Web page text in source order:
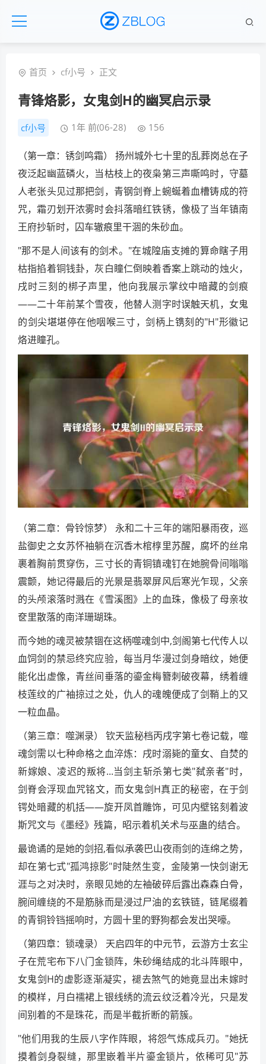
首页 cf小号 正文
青锋烙影，女鬼剑H的幽冥启示录
cf小号 1年 前(06-28) 156
（第一章：锈剑鸣霜） 扬州城外七十里的乱葬岗总在子
夜泛起幽蓝磷火，当枯枝上的夜枭第三声嘶鸣时，守墓
人老张头见过那把剑，青钢剑脊上蜿蜒着血槽铸成的符
咒，霜刃划开浓雾时会抖落暗红铁锈，像极了当年镇南
王府抄斩时，囚车辙痕里干涸的朱砂血。
"那不是人间该有的剑术。"在城隍庙支摊的算命瞎子用
枯指掐着铜钱卦，灰白瞳仁倒映着香案上跳动的烛火，
戌时三刻的梆子声里，他向我展示掌纹中暗藏的剑痕
——二十年前某个雪夜，他替人测字时误触天机，女鬼
的剑尖堪堪停在他咽喉三寸，剑柄上镌刻的"H"形徽记
烙进瞳孔。
（第二章：骨铃惊梦） 永和二十三年的端阳暴雨夜，巡
盐御史之女苏怀袖躺在沉香木棺椁里苏醒，腐坏的丝帛
裹着胸前贯穿伤，三寸长的青铜镇魂钉在她腕骨间嗡嗡
震颤，她记得最后的光景是翡翠屏风后寒光乍现，父亲
的头颅滚落时溅在《雪溪图》上的血珠，像极了母亲妆
奁里散落的南洋珊瑚珠。
而今她的魂灵被禁锢在这柄噬魂剑中,剑阁第七代传人以
血饲剑的禁忌终究应验，每当月华漫过剑身暗纹，她便
能化出虚像，青丝间垂落的鎏金梅簪刺破夜幕，绣着缠
枝莲纹的广袖掠过之处，仇人的魂魄便成了剑鞘上的又
一粒血晶。
（第三章：噬渊录） 钦天监秘档丙戌字第七卷记载，噬
魂剑需以七种命格之血淬炼：戌时溺毙的童女、自焚的
新嫁娘、凌迟的叛将...当剑主斩杀第七类"弑亲者"时，
剑脊会浮现血咒铭文，而女鬼剑H真正的秘密，在于剑
锷处暗藏的机括——旋开凤首雕饰，可见内壁铭刻着波
斯咒文与《墨经》残篇，昭示着机关术与巫蛊的结合。
最诡谲的是她的剑招,看似承袭巴山夜雨剑的连绵之势，
却在第七式"孤鸿掠影"时陡然生变，金陵第一快剑谢无
涯与之对决时，亲眼见她的左袖破碎后露出森森白骨，
腕间缠绕的不是筋脉而是浸过尸油的玄铁链，链尾缀着
的青铜铃铛摇响时，方圆十里的野狗都会发出哭嚎。
（第四章：锁魂录） 天启四年的中元节，云游方士玄尘
子在荒宅布下八门金锁阵，朱砂绳结成的北斗阵眼中，
女鬼剑H的虚影逐渐凝实，褪去煞气的她竟显出未嫁时
的模样，月白襦裙上银线绣的流云纹泛着冷光，只是发
间别着的不是珠花，而是半截折断的箭簇。
"他们用我的生辰八字作阵眼，将怨气炼成兵刃。"她抚
摸着剑身裂缝，那里嵌着半片鎏金锁片，依稀可见"苏